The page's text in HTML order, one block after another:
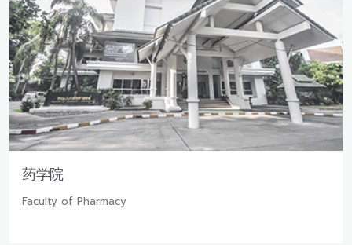
药学院
Faculty of Pharmacy